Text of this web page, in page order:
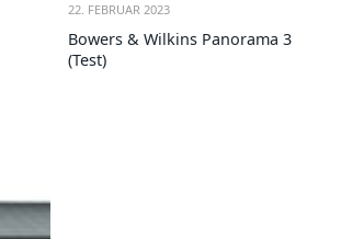
22. FEBRUAR 2023
Bowers & Wilkins Panorama 3
(Test)